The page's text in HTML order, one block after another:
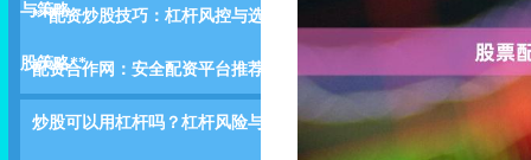
与策略
**配资炒股技巧：杠杆风控与选
股策略**
配资合作网：安全配资平台推荐
炒股可以用杠杆吗？杠杆风险与